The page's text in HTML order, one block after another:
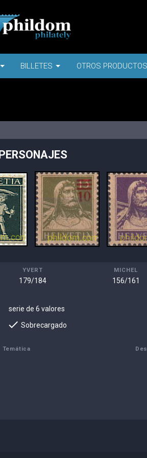
BILLETES OTROS PRODUCTOS
PERSONAJES
YVERT
179/184
MICHEL
156/161
serie de 6 valores
done Sobrecargado
Temática